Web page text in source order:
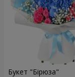
Букет "Бірюза"